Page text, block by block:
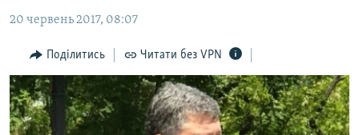
основної
навігації
Перейти
до
пошуку
БЛОГИ
ПОГЛЯД
ІНТЕРВ'Ю
ВСЕ ЗА ДЕНЬ
20 червень 2017, 08:07
Поділитись Читати без VPN